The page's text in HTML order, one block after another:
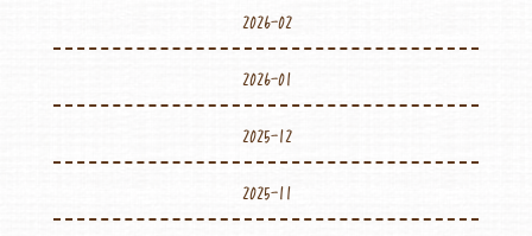
2026-02
2026-01
2025-12
2025-11